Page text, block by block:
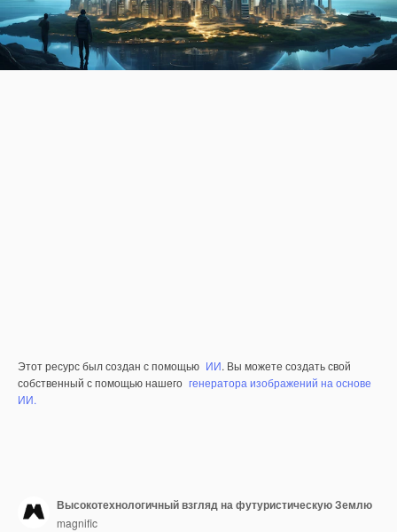
Этот ресурс был создан с помощью ИИ. Вы можете создать свой
собственный с помощью нашего генератора изображений на основе
ИИ.
Высокотехнологичный взгляд на футуристическую Землю
magnific